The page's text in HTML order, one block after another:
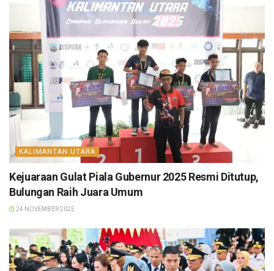
KALIMANTAN UTARA
Kejuaraan Gulat Piala Gubernur 2025 Resmi Ditutup,
Bulungan Raih Juara Umum
24 NOVEMBER 2025